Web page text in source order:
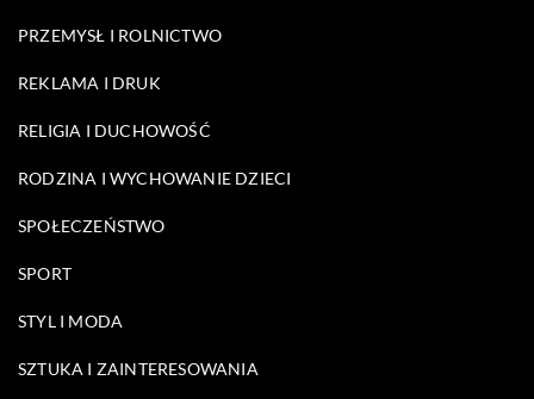
PRZEMYSŁ I ROLNICTWO
REKLAMA I DRUK
RELIGIA I DUCHOWOŚĆ
RODZINA I WYCHOWANIE DZIECI
SPOŁECZEŃSTWO
SPORT
STYL I MODA
SZTUKA I ZAINTERESOWANIA